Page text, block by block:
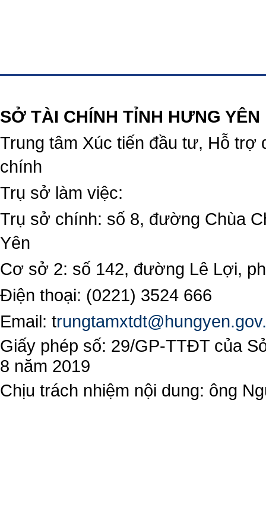
SỞ TÀI CHÍNH TỈNH HƯNG YÊN
Trung tâm Xúc tiến đầu tư, Hỗ trợ
chính
Trụ sở làm việc:
Trụ sở chính: số 8, đường Chùa
Yên
Cơ sở 2: số 142, đường Lê Lợi,
Điện thoại: (0221) 3524 666
Email: t
Giấy phép số: 29/GP-TTĐT của
8 năm 2019
Chịu trách nhiệm nội dung: ông